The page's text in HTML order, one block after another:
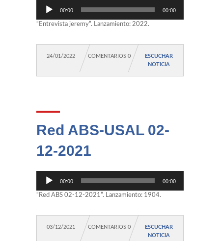
Reproductor
audio
00:00 00:00
“Entrevista jeremy”. Lanzamiento: 2022.
24/01/2022 COMENTARIOS 0
ESCUCHAR
NOTICIA
Red ABS-USAL 02-
12-2021
Reproductor
audio
00:00 00:00
“Red ABS 02-12-2021”. Lanzamiento: 1904.
03/12/2021 COMENTARIOS 0
ESCUCHAR
NOTICIA